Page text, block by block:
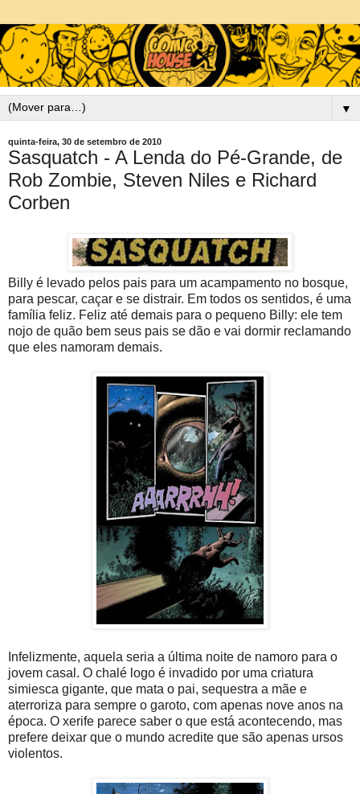
▼
quinta-feira, 30 de setembro de 2010
Sasquatch - A Lenda do Pé-Grande, de
Rob Zombie, Steven Niles e Richard
Corben
Billy é levado pelos pais para um acampamento no bosque,
para pescar, caçar e se distrair. Em todos os sentidos, é uma
família feliz. Feliz até demais para o pequeno Billy: ele tem
nojo de quão bem seus pais se dão e vai dormir reclamando
que eles namoram demais.
Infelizmente, aquela seria a última noite de namoro para o
jovem casal. O chalé logo é invadido por uma criatura
simiesca gigante, que mata o pai, sequestra a mãe e
aterroriza para sempre o garoto, com apenas nove anos na
época. O xerife parece saber o que está acontecendo, mas
prefere deixar que o mundo acredite que são apenas ursos
violentos.